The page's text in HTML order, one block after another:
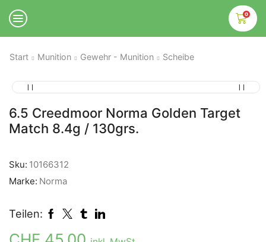
0
Start Munition Gewehr - Munition Scheibe
6.5 Creedmoor Norma Golden Target
Match 8.4g / 130grs.
Sku: 10166312
Marke: Norma
Teilen: